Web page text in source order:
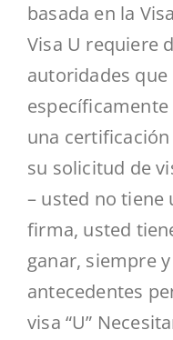
basada en la
Visa U requiere
autoridades
una
su solicitud de
– usted no tiene
firma, usted
ganar, siempre
antecedentes
visa “U”